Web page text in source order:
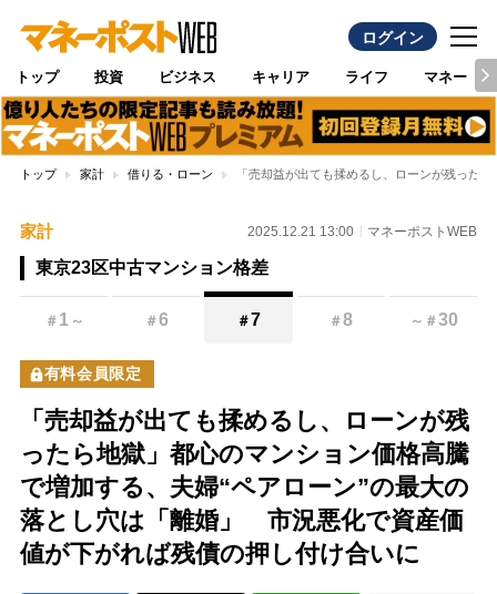
ログイン
トップ 投資 ビジネス キャリア ライフ マネー
トップ 家計 借りる・ローン 「売却益が出ても揉めるし、ローンが残った
家計 2025.12.21 13:00 マネーポストWEB
東京23区中古マンション格差
＃ 1 ～ ＃6 ＃7 ＃8 ～ ＃30
有料会員限定
「売却益が出ても揉めるし、ローンが残
ったら地獄」都心のマンション価格高騰
で増加する、夫婦“ペアローン”の最大の
落とし穴は「離婚」 市況悪化で資産価
値が下がれば残債の押し付け合いに